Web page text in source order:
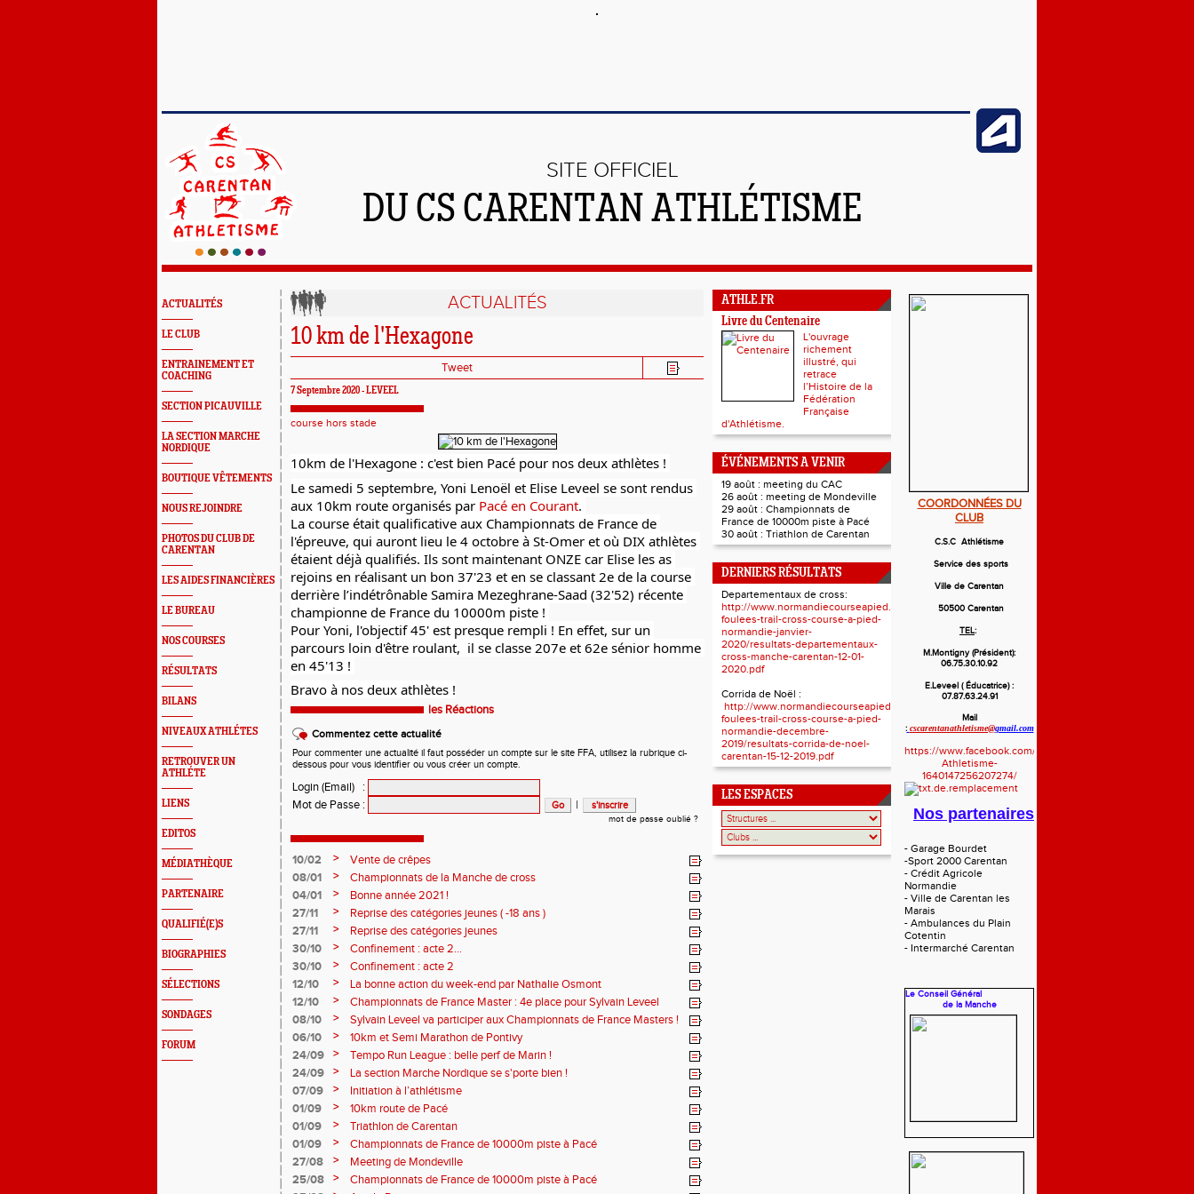
SITE OFFICIEL
DU CS CARENTAN ATHLÉTISME
ACTUALITÉS
LE CLUB
ENTRAINEMENT ET
COACHING
SECTION PICAUVILLE
LA SECTION MARCHE
NORDIQUE
BOUTIQUE VÊTEMENTS
NOUS REJOINDRE
PHOTOS DU CLUB DE
CARENTAN
LES AIDES FINANCIÈRES
LE BUREAU
NOS COURSES
RÉSULTATS
BILANS
NIVEAUX ATHLÉTES
RETROUVER UN
ATHLÉTE
LIENS
EDITOS
MÉDIATHÈQUE
PARTENAIRE
QUALIFIÉ(E)S
BIOGRAPHIES
SÉLECTIONS
SONDAGES
FORUM
ACTUALITÉS
10 km de l'Hexagone
Tweet
7 Septembre 2020 -LEVEEL
course hors stade
10km de l'Hexagone : c'est bien Pacé pour nos deux athlètes !
Le samedi 5 septembre, Yoni Lenoël et Elise Leveel se sont rendus
aux 10km route organisés par Pacé en Courant.
La course était qualificative aux Championnats de France de
l'épreuve, qui auront lieu le 4 octobre à St-Omer et où DIX athlètes
étaient déjà qualifiés. Ils sont maintenant ONZE car Elise les as
rejoins en réalisant un bon 37'23 et en se classant 2e de la course
derrière l’indétrônable Samira Mezeghrane-Saad (32'52) récente
championne de France du 10000m piste !
Pour Yoni, l'objectif 45' est presque rempli ! En effet, sur un
parcours loin d'être roulant,  il se classe 207e et 62e sénior homme
en 45'13 !
Bravo à nos deux athlètes !
les Réactions
Commentez cette actualité
Pour commenter une actualité il faut posséder un compte sur le site FFA, utilisez la rubrique ci-
dessous pour vous identifier ou vous créer un compte.
Login (Email)
:
Mot de Passe : |
mot de passe oublié ?
10/02 >
Vente de crêpes
08/01
>
Championnats de la Manche de cross
04/01
>
Bonne année 2021 !
27/11
>
Reprise des catégories jeunes ( -18 ans )
27/11
>
Reprise des catégories jeunes
30/10
>
Confinement : acte 2...
30/10
>
Confinement : acte 2
12/10
>
La bonne action du week-end par Nathalie Osmont
12/10
>
Championnats de France Master : 4e place pour Sylvain Leveel
08/10
>
Sylvain Leveel va participer aux Championnats de France Masters !
06/10
>
10km et Semi Marathon de Pontivy
24/09
>
Tempo Run League : belle perf de Marin !
24/09
>
La section Marche Nordique se s'porte bien !
07/09
>
Initiation à l’athlétisme
01/09
>
10km route de Pacé
01/09
>
Triathlon de Carentan
01/09
>
Championnats de France de 10000m piste à Pacé
27/08
>
Meeting de Mondeville
25/08
>
Championnats de France de 10000m piste à Pacé
ATHLE.FR
Livre du Centenaire
L'ouvrage
richement
illustré, qui
retrace
l’Histoire de la
Fédération
Française
d'Athlétisme.
ÉVÉNEMENTS A VENIR
19 août : meeting du CAC
26 août : meeting de Mondeville
29 août : Championnats de
France de 10000m piste à Pacé
30 août : Triathlon de Carentan
DERNIERS RÉSULTATS
Departementaux de cross:
http://www.normandiecourseapied.com/resultats/resultats-
foulees-trail-cross-course-a-pied-
normandie-janvier-
2020/resultats-departementaux-
cross-manche-carentan-12-01-
2020.pdf
Corrida de Noël :
http://www.normandiecourseapied.com/resultats/resultats-
foulees-trail-cross-course-a-pied-
normandie-decembre-
2019/resultats-corrida-de-noel-
carentan-15-12-2019.pdf
LES ESPACES
COORDONNÉES DU
CLUB
C.S.C Athlétisme
Service des sports
Ville de Carentan
50500 Carentan
TEL:
M.Montigny (Président):
06.75.30.10.92
E.Leveel ( Éducatrice) :
07.87.63.24.91
Mail
: cscarentanathletisme@gmail.com
https://www.facebook.com/Cscarentan-
Athletisme-
1640147256207274/
Nos partenaires
- Garage Bourdet
-Sport 2000 Carentan
- Crédit Agricole
Normandie
- Ville de Carentan les
Marais
- Ambulances du Plain
Cotentin
- Intermarché Carentan
Le Conseil Général
de la Manche